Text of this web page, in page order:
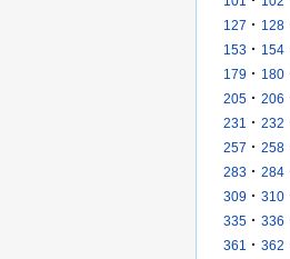
127 · 128
153 · 154
179 · 180
205 · 206
231
· 232
257 · 258
283 · 284
309 · 310
335 · 336
361
· 362